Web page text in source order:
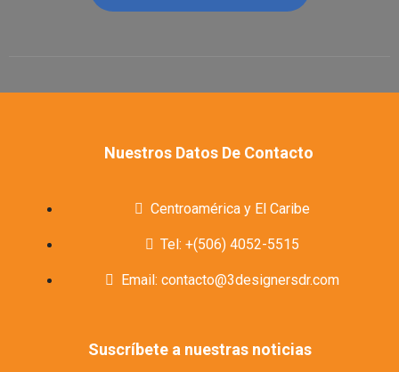
Nuestros Datos De Contacto
Centroamérica y El Caribe
Tel: +(506) 4052-5515
Email: contacto@3designersdr.com
Suscríbete a nuestras noticias